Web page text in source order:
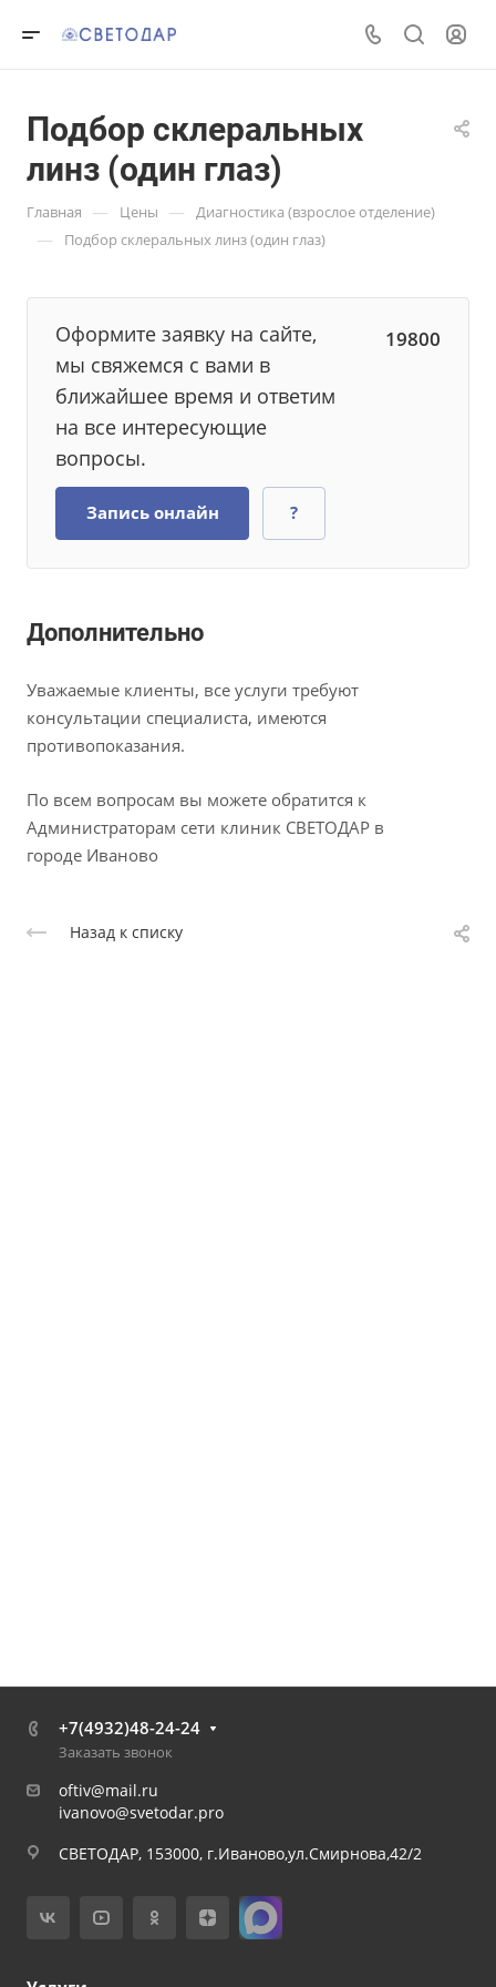
Подбор склеральных
линз (один глаз)
Главная — Цены — Диагностика (взрослое отделение)
— Подбор склеральных линз (один глаз)
Оформите заявку на сайте,
мы свяжемся с вами в
ближайшее время и ответим
на все интересующие
вопросы.
19800
Запись онлайн ?
Дополнительно
Уважаемые клиенты, все услуги требуют
консультации специалиста, имеются
противопоказания.
По всем вопросам вы можете обратится к
Администраторам сети клиник СВЕТОДАР в
городе Иваново
Назад к списку
+7(4932)48-24-24
Заказать звонок
oftiv@mail.ru
ivanovo@svetodar.pro
СВЕТОДАР, 153000, г.Иваново,ул.Смирнова,42/2